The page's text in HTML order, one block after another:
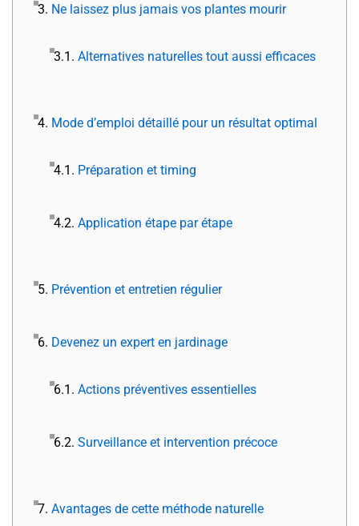
3. Ne laissez plus jamais vos plantes mourir
3.1. Alternatives naturelles tout aussi efficaces
4. Mode d’emploi détaillé pour un résultat optimal
4.1. Préparation et timing
4.2. Application étape par étape
5. Prévention et entretien régulier
6. Devenez un expert en jardinage
6.1. Actions préventives essentielles
6.2. Surveillance et intervention précoce
7. Avantages de cette méthode naturelle